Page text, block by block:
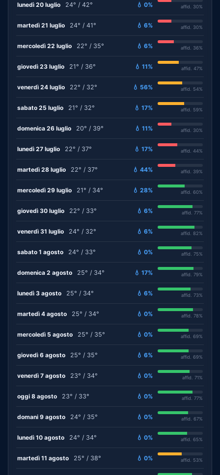
lunedì 20 luglio 24° / 42° 💧 0% affid. 30%
martedì 21 luglio 24° / 41° 💧 6% affid. 30%
mercoledì 22 luglio 22° / 35° 💧 6% affid. 36%
giovedì 23 luglio 21° / 36° 💧 11% affid. 47%
venerdì 24 luglio 22° / 32° 💧 56% affid. 54%
sabato 25 luglio 21° / 32° 💧 17% affid. 59%
domenica 26 luglio 20° / 39° 💧 11% affid. 30%
lunedì 27 luglio 22° / 37° 💧 17% affid. 44%
martedì 28 luglio 22° / 37° 💧 44% affid. 39%
mercoledì 29 luglio 21° / 34° 💧 28% affid. 60%
giovedì 30 luglio 22° / 33° 💧 6% affid. 77%
venerdì 31 luglio 24° / 32° 💧 6% affid. 82%
sabato 1 agosto 24° / 33° 💧 0% affid. 75%
domenica 2 agosto 25° / 34° 💧 17% affid. 79%
lunedì 3 agosto 25° / 34° 💧 6% affid. 73%
martedì 4 agosto 25° / 34° 💧 0% affid. 78%
mercoledì 5 agosto 25° / 35° 💧 0% affid. 69%
giovedì 6 agosto 25° / 35° 💧 6% affid. 69%
venerdì 7 agosto 23° / 34° 💧 0% affid. 71%
oggi 8 agosto 23° / 33° 💧 0% affid. 77%
domani 9 agosto 24° / 35° 💧 0% affid. 67%
lunedì 10 agosto 24° / 34° 💧 0% affid. 65%
martedì 11 agosto 25° / 38° 💧 0% affid. 53%